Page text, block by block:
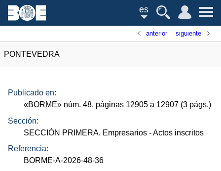
es
anterior siguiente
PONTEVEDRA
Publicado en:
«BORME» núm. 48, páginas 12905 a 12907 (3 págs.)
Sección:
SECCIÓN PRIMERA. Empresarios - Actos inscritos
Referencia:
BORME-A-2026-48-36